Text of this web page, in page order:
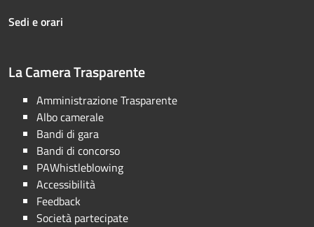
Sedi e orari
La Camera Trasparente
Amministrazione Trasparente
Albo camerale
Bandi di gara
Bandi di concorso
PAWhistleblowing
Accessibilità
Feedback
Società partecipate